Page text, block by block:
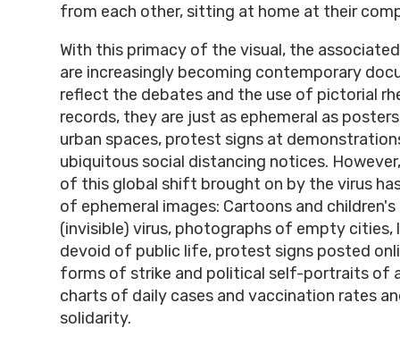
from each other, sitting at home at their
With this primacy of the visual, the
are increasingly becoming contemporary
reflect the debates and the use of pictorial
records, they are just as ephemeral as
urban spaces, protest signs at
ubiquitous social distancing notices.
of this global shift brought on by the virus
of ephemeral images: Cartoons and
(invisible) virus, photographs of empty cities,
devoid of public life, protest signs posted
forms of strike and political self-portraits of
charts of daily cases and vaccination rates
solidarity.